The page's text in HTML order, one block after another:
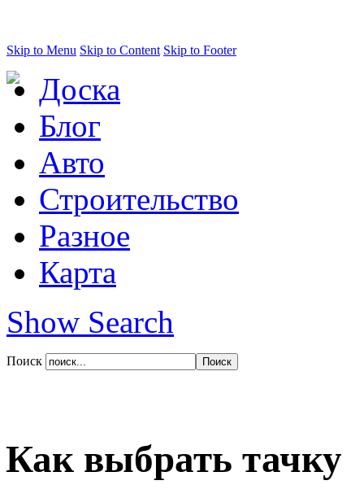
Skip to Menu Skip to Content Skip to Footer
Доска
Блог
Авто
Строительство
Разное
Карта
Show Search
Поиск
Как выбрать тачку